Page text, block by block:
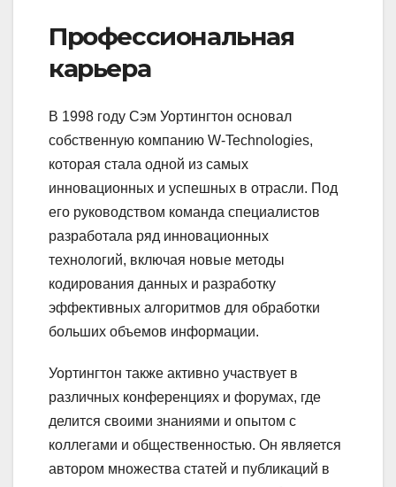
Профессиональная
карьера
В 1998 году Сэм Уортингтон основал
собственную компанию W-Technologies,
которая стала одной из самых
инновационных и успешных в отрасли. Под
его руководством команда специалистов
разработала ряд инновационных
технологий, включая новые методы
кодирования данных и разработку
эффективных алгоритмов для обработки
больших объемов информации.
Уортингтон также активно участвует в
различных конференциях и форумах, где
делится своими знаниями и опытом с
коллегами и общественностью. Он является
автором множества статей и публикаций в